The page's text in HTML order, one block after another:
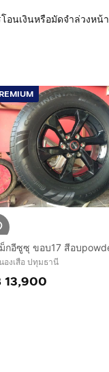
อนเงินหรือมัดจำล่วงหน้า
องเสือ ปทุมธานี
13,900